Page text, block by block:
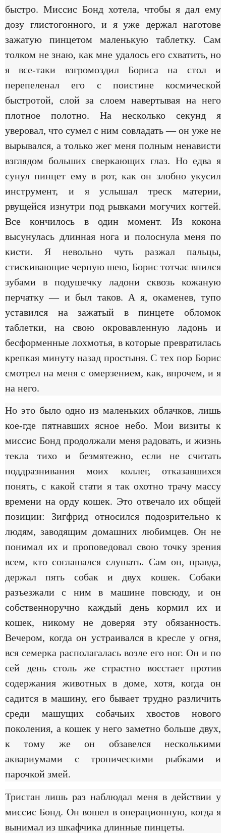
быстро. Миссис Бонд хотела, чтобы я дал ему
дозу глистогонного, и я уже держал наготове
зажатую пинцетом маленькую таблетку. Сам
толком не знаю, как мне удалось его схватить, но
я все-таки взгромоздил Бориса на стол и
перепеленал его с поистине космической
быстротой, слой за слоем навертывая на него
плотное полотно. На несколько секунд я
уверовал, что сумел с ним совладать — он уже не
вырывался, а только жег меня полным ненависти
взглядом больших сверкающих глаз. Но едва я
сунул пинцет ему в рот, как он злобно укусил
инструмент, и я услышал треск материи,
рвущейся изнутри под рывками могучих когтей.
Все кончилось в один момент. Из кокона
высунулась длинная нога и полоснула меня по
кисти. Я невольно чуть разжал пальцы,
стискивающие черную шею, Борис тотчас впился
зубами в подушечку ладони сквозь кожаную
перчатку — и был таков. А я, окаменев, тупо
уставился на зажатый в пинцете обломок
таблетки, на свою окровавленную ладонь и
бесформенные лохмотья, в которые превратилась
крепкая минуту назад простыня. С тех пор Борис
смотрел на меня с омерзением, как, впрочем, и я
на него.
Но это было одно из маленьких облачков, лишь
кое-где пятнавших ясное небо. Мои визиты к
миссис Бонд продолжали меня радовать, и жизнь
текла тихо и безмятежно, если не считать
поддразнивания моих коллег, отказавшихся
понять, с какой стати я так охотно трачу массу
времени на орду кошек. Это отвечало их общей
позиции: Зигфрид относился подозрительно к
людям, заводящим домашних любимцев. Он не
понимал их и проповедовал свою точку зрения
всем, кто соглашался слушать. Сам он, правда,
держал пять собак и двух кошек. Собаки
разъезжали с ним в машине повсюду, и он
собственноручно каждый день кормил их и
кошек, никому не доверяя эту обязанность.
Вечером, когда он устраивался в кресле у огня,
вся семерка располагалась возле его ног. Он и по
сей день столь же страстно восстает против
содержания животных в доме, хотя, когда он
садится в машину, его бывает трудно различить
среди машущих собачьих хвостов нового
поколения, а кошек у него заметно больше двух,
к тому же он обзавелся несколькими
аквариумами с тропическими рыбками и
парочкой змей.
Тристан лишь раз наблюдал меня в действии у
миссис Бонд. Он вошел в операционную, когда я
вынимал из шкафчика длинные пинцеты.